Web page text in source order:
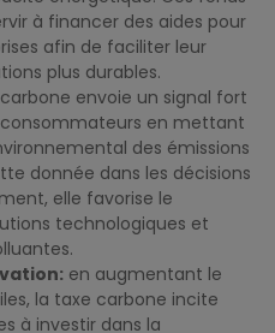
à financer des aides pour
afin de faciliter leur
plus durables.
envoie un signal fort
en mettant
des émissions
donnée dans les décisions
elle favorise le
technologiques et
en augmentant le
la taxe carbone incite
à investir dans la